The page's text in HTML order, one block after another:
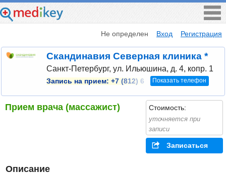
Не определен Вход Регистрация
Скандинавия Северная клиника *
Санкт-Петербург, ул. Ильюшина, д. 4, копр. 1
Запись на прием: +7 (812) 6 Показать телефон
Прием врача (массажист) Стоимость:
уточняется при
записи
Записаться
Описание